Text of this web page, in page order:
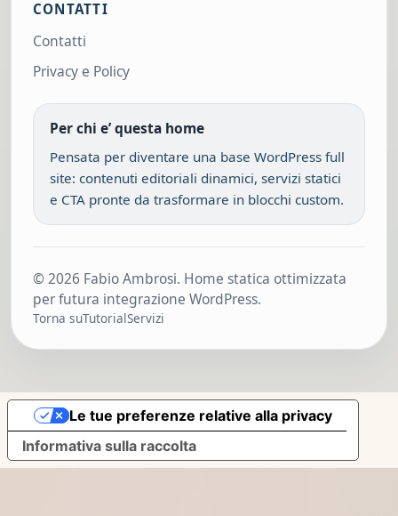
CONTATTI
Contatti
Privacy e Policy
Per chi e’ questa home
Pensata per diventare una base WordPress full
site: contenuti editoriali dinamici, servizi statici
e CTA pronte da trasformare in blocchi custom.
© 2026 Fabio Ambrosi. Home statica ottimizzata
per futura integrazione WordPress.
Torna suTutorialServizi
Informativa sulla raccolta
Le tue preferenze relative alla privacy